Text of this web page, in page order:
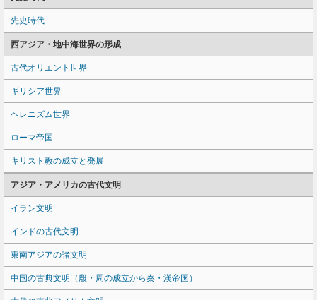
先史時代
西アジア・地中海世界の形成
古代オリエント世界
ギリシア世界
ヘレニズム世界
ローマ帝国
キリスト教の成立と発展
アジア・アメリカの古代文明
イラン文明
インドの古代文明
東南アジアの諸文明
中国の古典文明（殷・周の成立から秦・漢帝国）